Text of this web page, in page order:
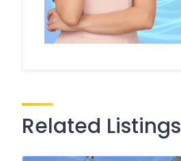
Related Listings